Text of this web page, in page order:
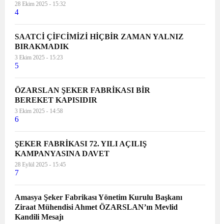
28 Ekim 2025 - 15:32
4
SAATCİ ÇİFCİMİZİ HİÇBİR ZAMAN YALNIZ
BIRAKMADIK
3 Ekim 2025 - 15:23
5
ÖZARSLAN ŞEKER FABRİKASI BİR
BEREKET KAPISIDIR
3 Ekim 2025 - 14:58
6
ŞEKER FABRİKASI 72. YILI AÇILIŞ
KAMPANYASINA DAVET
28 Eylül 2025 - 15:45
7
Amasya Şeker Fabrikası Yönetim Kurulu Başkanı
Ziraat Mühendisi Ahmet ÖZARSLAN’ın Mevlid
Kandili Mesajı